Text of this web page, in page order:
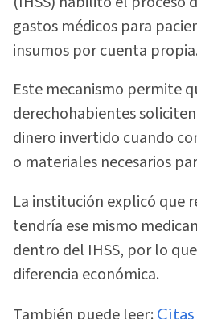
gastos médicos para
insumos por cuenta propia.
Este mecanismo permite
derechohabientes
dinero invertido cuando
o materiales necesarios
La institución explicó que
tendría ese mismo
dentro del IHSS, por lo
diferencia económica.